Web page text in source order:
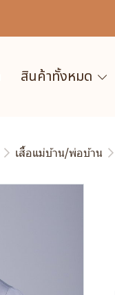
สินค้าทั้งหมด
เสื้อแม่บ้าน/พ่อบ้าน